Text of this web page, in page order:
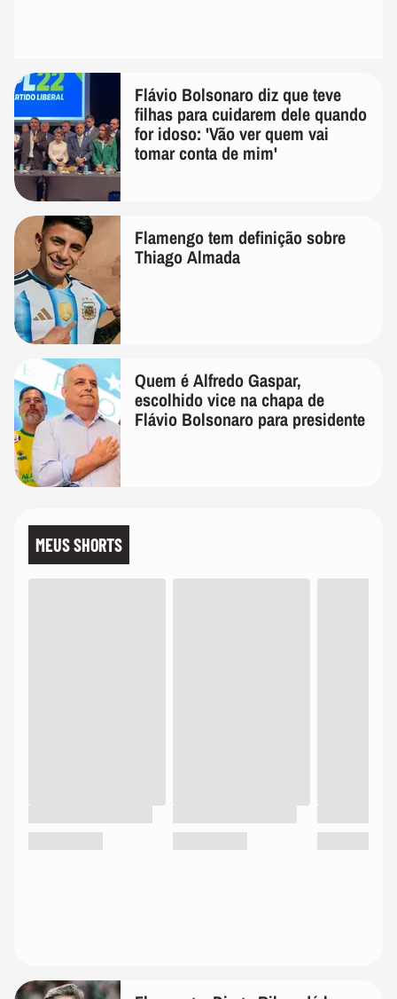
Flávio Bolsonaro diz que teve
filhas para cuidarem dele quando
for idoso: 'Vão ver quem vai
tomar conta de mim'
Flamengo tem definição sobre
Thiago Almada
Quem é Alfredo Gaspar,
escolhido vice na chapa de
Flávio Bolsonaro para presidente
MEUS SHORTS